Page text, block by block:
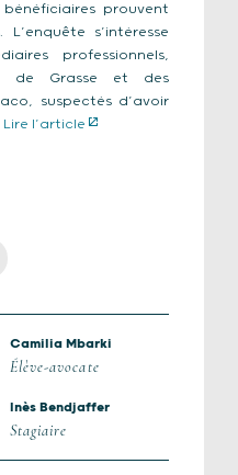
prouvent
s’intéresse
professionnels,
de Grasse et des
suspectés d’avoir
Lire l’article
Camilia Mbarki
Élève-avocate
Inès Bendjaffer
Stagiaire